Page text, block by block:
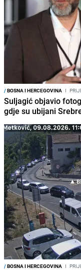
/BOSNA I HERCEGOVINA I
Suljagić objavio
gdje su ubijani
/BOSNA I HERCEGOVINA I